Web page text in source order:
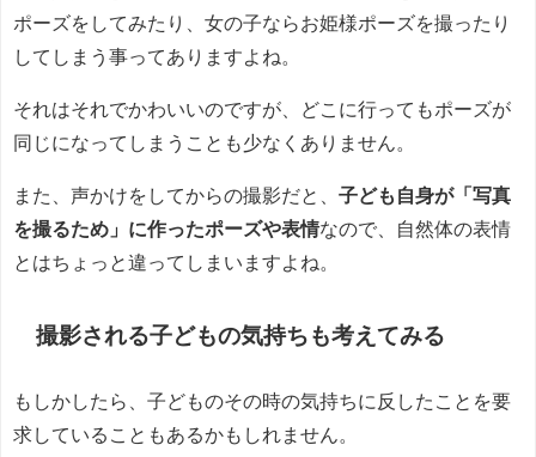
ポーズをしてみたり、女の子ならお姫様ポーズを撮ったり
してしまう事ってありますよね。
それはそれでかわいいのですが、どこに行ってもポーズが
同じになってしまうことも少なくありません。
また、声かけをしてからの撮影だと、 子ども自身が「写真
を撮るため」に作ったポーズや表情なので、自然体の表情
とはちょっと違ってしまいますよね。
撮影される子どもの気持ちも考えてみる
もしかしたら、子どものその時の気持ちに反したことを要
求していることもあるかもしれません。